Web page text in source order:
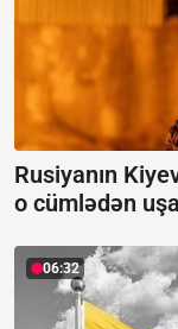
Rusiyanın
o cümlədən
06:32